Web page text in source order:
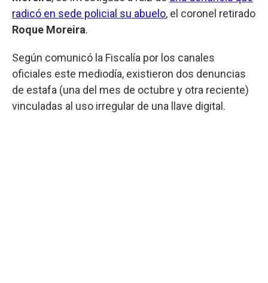
radicó en sede policial su abuelo, el coronel retirado
Roque Moreira.
Según comunicó la Fiscalía por los canales
oficiales este mediodía, existieron dos denuncias
de estafa (una del mes de octubre y otra reciente)
vinculadas al uso irregular de una llave digital.